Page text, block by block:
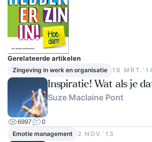
Gerelateerde artikelen
Zingeving in werk en organisatie 16
Inspiratie! Wat als je
Suze Maclaine Pont
6997
0
Emotie management
2 NOV.‘13